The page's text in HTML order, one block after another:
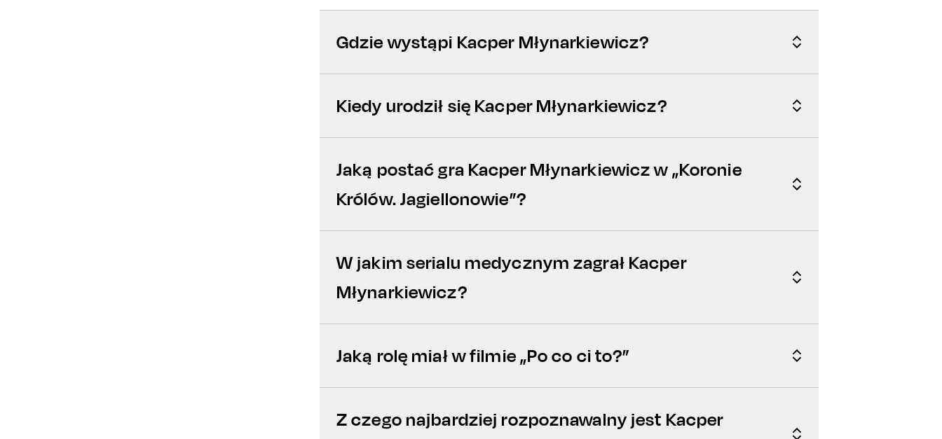
Gdzie wystąpi Kacper Młynarkiewicz?
Kiedy urodził się Kacper Młynarkiewicz?
Jaką postać gra Kacper Młynarkiewicz w „Koronie
Królów. Jagiellonowie”?
W jakim serialu medycznym zagrał Kacper
Młynarkiewicz?
Jaką rolę miał w filmie „Po co ci to?”
Z czego najbardziej rozpoznawalny jest Kacper